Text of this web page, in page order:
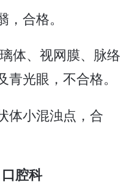
合格。
体、视网膜、脉络
光眼，不合格。
体小混浊点，合
腔科